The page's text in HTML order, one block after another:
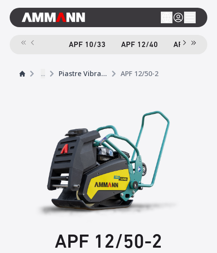
APF 10/33 APF 12/40 APF 12/40-
... Piastre Vibranti APF 12/50-2
APF 12/50-2